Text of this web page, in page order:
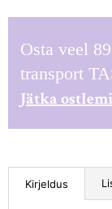
Osta veel
transport
Jätka
Kirjeldus